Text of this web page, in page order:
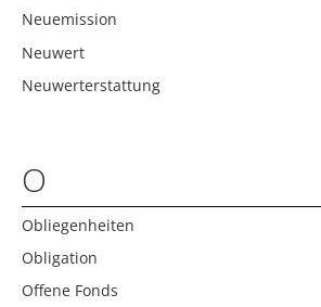
Neuemission
Neuwert
Neuwerterstattung
O
Obliegenheiten
Obligation
Offene Fonds